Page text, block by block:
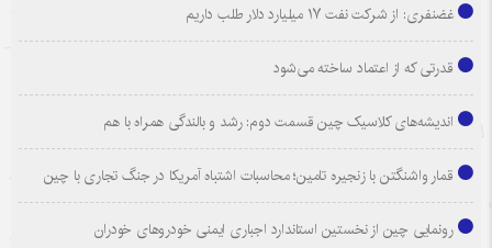
غضنفری: از شرکت نفت ۱۷ میلیارد دلار طلب داریم
قدرتی که از اعتماد ساخته می‌شود
اندیشه‌های کلاسیک چین قسمت دوم: رشد و بالندگی همراه با هم
قمار واشنگتن با زنجیره تامین؛ محاسبات اشتباه آمریکا در جنگ تجاری با چین
رونمایی چین از نخستین استاندارد اجباری ایمنی خودروهای خودران